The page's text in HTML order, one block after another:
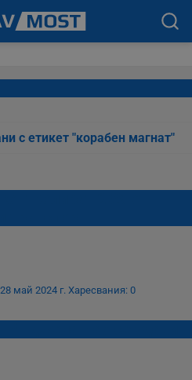
с етикет "корабен магнат"
май 2024 г. Харесвания: 0